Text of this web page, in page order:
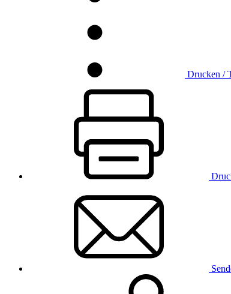
Drucken /